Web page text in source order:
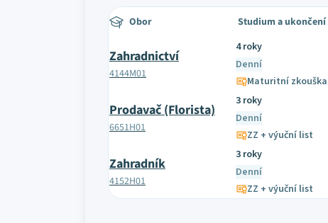
Obor Studium a ukončení
Zahradnictví
4144M01
4 roky
Denní
Maturitní zkouška
Prodavač (Florista)
6651H01
3 roky
Denní
ZZ + výuční list
Zahradník
4152H01
3 roky
Denní
ZZ + výuční list